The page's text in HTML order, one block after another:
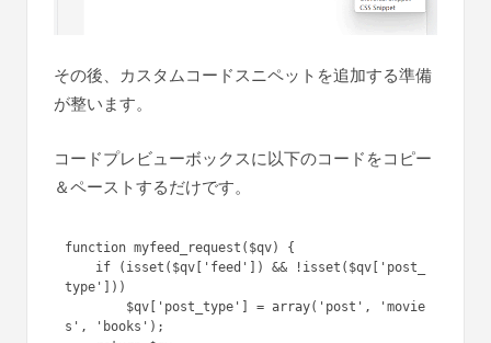
その後、カスタムコードスニペットを追加する準備
が整います。
コードプレビューボックスに以下のコードをコピー
＆ペーストするだけです。
function myfeed_request($qv) {
type']))
s', 'books');